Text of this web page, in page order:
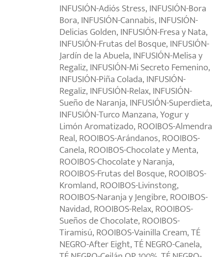
INFUSIÓN-Adiós Stress, INFUSIÓN-Bora
Bora, INFUSIÓN-Cannabis, INFUSIÓN-
Delicias Golden, INFUSIÓN-Fresa y Nata,
INFUSIÓN-Frutas del Bosque, INFUSIÓN-
Jardín de la Abuela, INFUSIÓN-Melisa y
Regaliz, INFUSIÓN-Mi Secreto Femenino,
INFUSIÓN-Piña Colada, INFUSIÓN-
Regaliz, INFUSIÓN-Relax, INFUSIÓN-
Sueño de Naranja, INFUSIÓN-Superdieta,
INFUSIÓN-Turco Manzana, Yogur y
Limón Aromatizado, ROOIBOS-Almendra
Real, ROOIBOS-Arándanos, ROOIBOS-
Canela, ROOIBOS-Chocolate y Menta,
ROOIBOS-Chocolate y Naranja,
ROOIBOS-Frutas del Bosque, ROOIBOS-
Kromland, ROOIBOS-Livinstong,
ROOIBOS-Naranja y Jengibre, ROOIBOS-
Navidad, ROOIBOS-Relax, ROOIBOS-
Sueños de Chocolate, ROOIBOS-
Tiramisú, ROOIBOS-Vainilla Cream, TÉ
NEGRO-After Eight, TÉ NEGRO-Canela,